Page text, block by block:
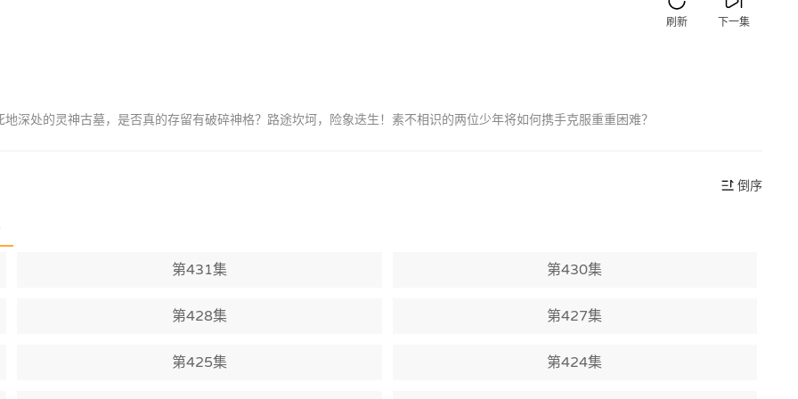
下一集
刷新
深处的灵神古墓，是否真的存留有破碎神格？路途坎坷，险象迭生！素不相识的两位少年将如何携手克服重重困难？
倒序
第431集 第430集
第428集 第427集
第425集 第424集